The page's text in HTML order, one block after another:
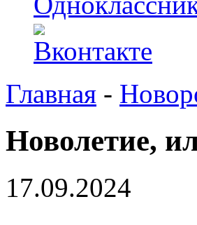
Главная -
Новолетие,
17.09.2024